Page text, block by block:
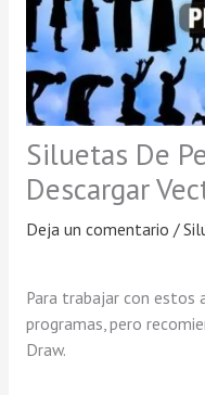
Siluetas De
Descargar
Deja un comentario /
Para trabajar con estos
programas, pero
Draw.